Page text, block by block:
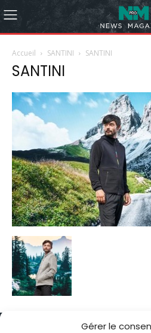
Gérer le
Accueil SANTINI SANTINI
SANTINI